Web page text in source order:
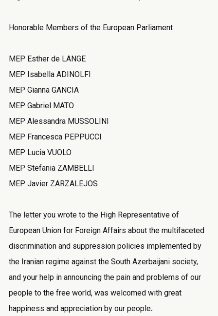
Honorable Members of the European Parliament
MEP Esther de LANGE
MEP Isabella ADINOLFI
MEP Gianna GANCIA
MEP Gabriel MATO
MEP Alessandra MUSSOLINI
MEP Francesca PEPPUCCI
MEP Lucia VUOLO
MEP Stefania ZAMBELLI
MEP Javier ZARZALEJOS
The letter you wrote to the High Representative of
European Union for Foreign Affairs about the multifaceted
discrimination and suppression policies implemented by
the Iranian regime against the South Azerbaijani society,
and your help in announcing the pain and problems of our
people to the free world, was welcomed with great
happiness and appreciation by our people.